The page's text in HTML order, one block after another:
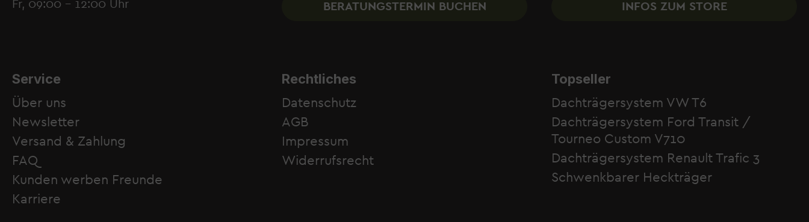
Fr, 09:00 - 12:00 Uhr
BERATUNGSTERMIN BUCHEN INFOS ZUM STORE
Service
Über uns
Newsletter
Versand & Zahlung
FAQ
Kunden werben Freunde
Karriere
Rechtliches
Datenschutz
AGB
Impressum
Widerrufsrecht
Topseller
Dachträgersystem VW T6
Dachträgersystem Ford Transit /
Tourneo Custom V710
Dachträgersystem Renault Trafic 3
Schwenkbarer Heckträger